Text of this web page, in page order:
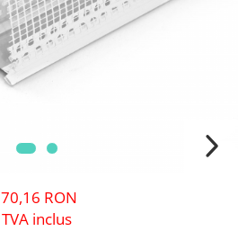
70,16 RON
TVA inclus